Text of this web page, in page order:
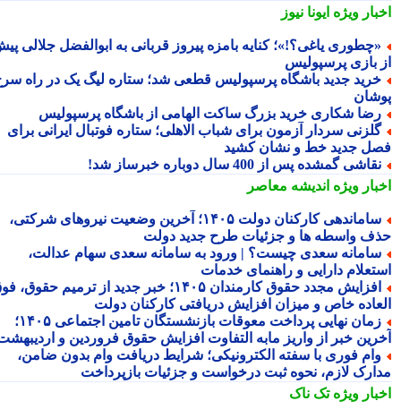
ویژهایونا نیوز
یاغی؟!»؛ کنایه بامزه پیروز قربانی به ابوالفضل جلالی پیش
بازی پرسپولیس
جدید باشگاه پرسپولیس قطعی شد؛ ستاره لیگ یک در راه سرخ
شکاری خرید بزرگ ساکت الهامی از باشگاه پرسپولیس
سردار آزمون برای شباب الاهلی؛ ستاره فوتبال ایرانی برای
جدید خط و نشان کشید
گمشده پس از 400 سال دوباره خبرساز شد!
ویژهاندیشه معاصر
ساماندهی کارکنان دولت ۱۴۰۵؛ آخرین وضعیت نیروهای شرکتی،
واسطه ها و جزئیات طرح جدید دولت
سعدی چیست؟ | ورود به سامانه سعدی سهام عدالت،
دارایی و راهنمای خدمات
افزایش مجدد حقوق کارمندان ۱۴۰۵؛ خبر جدید از ترمیم حقوق، فوق
خاص و میزان افزایش دریافتی کارکنان دولت
زمان نهایی پرداخت معوقات بازنشستگان تامین اجتماعی ۱۴۰۵؛
خبر از واریز مابه التفاوت افزایش حقوق فروردین و اردیبهشت
فوری با سفته الکترونیکی؛ شرایط دریافت وام بدون ضامن،
لازم، نحوه ثبت درخواست و جزئیات بازپرداخت
ویژهتک ناک